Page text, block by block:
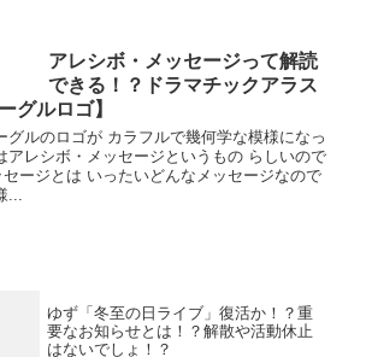
アレシボ・メッセージって解読
できる！？ドラマチックアラス
グルロゴ】
グルのロゴが カラフルで幾何学な模様になっ
アレシボ・メッセージというもの らしいので
ージとは いったいどんなメッセージなので
ゆず「冬至の日ライブ」復活か！？重
要なお知らせとは！？解散や活動休止
はないでしょ！？